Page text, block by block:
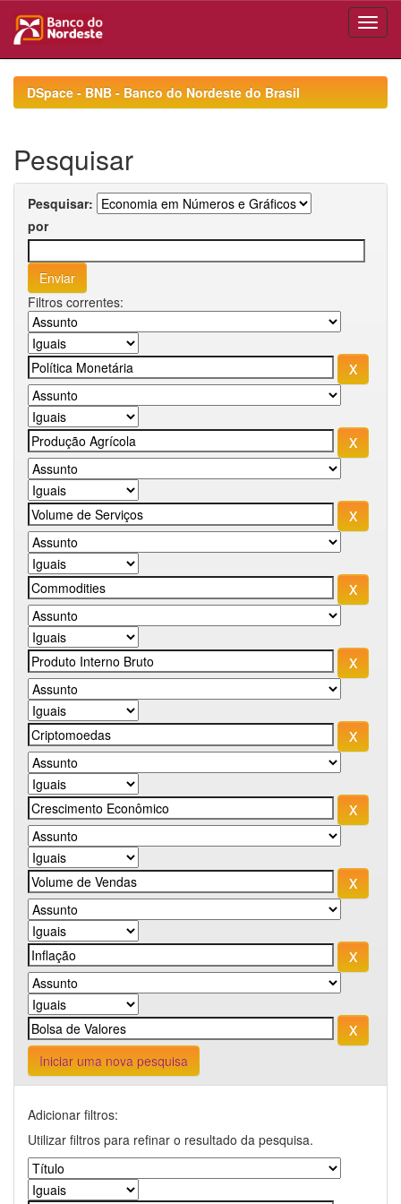
navigationDSpace - BNB - Banco do Nordeste do Brasil
Pesquisar
Pesquisar:
por
Filtros correntes:
Iniciar uma nova pesquisa
Adicionar filtros:
Utilizar filtros para refinar o resultado da pesquisa.